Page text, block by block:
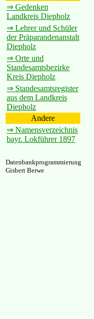
⇒ Gedenken
Landkreis Diepholz
⇒ Lehrer und Schüler
der Präparandenanstalt
Diepholz
⇒ Orte und
Standesamtsbezirke
Kreis Diepholz
⇒ Standesamtsregister
aus dem Landkreis
Diepholz
Andere
⇒ Namensverzeichnis
bayr. Lokführer 1897
Datenbankprogrammierung
Gisbert Berwe